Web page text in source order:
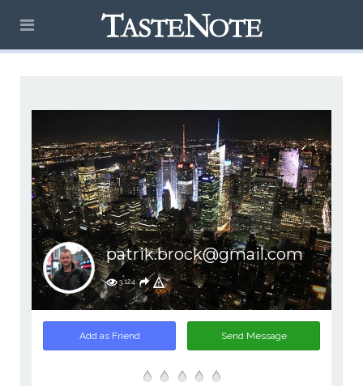
patrik.brock@gmail.com
3,124
Add as Friend Send Message